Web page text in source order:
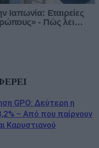
GPO: Δεύτερη η
– Από που παίρνουν
Καρυστιανού